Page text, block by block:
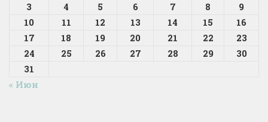
3
4 5 6 7 8
9
10
11 12 13 14 15
16
17
18 19 20 21 22
23
24
25 26 27 28 29
30
31
« Июн